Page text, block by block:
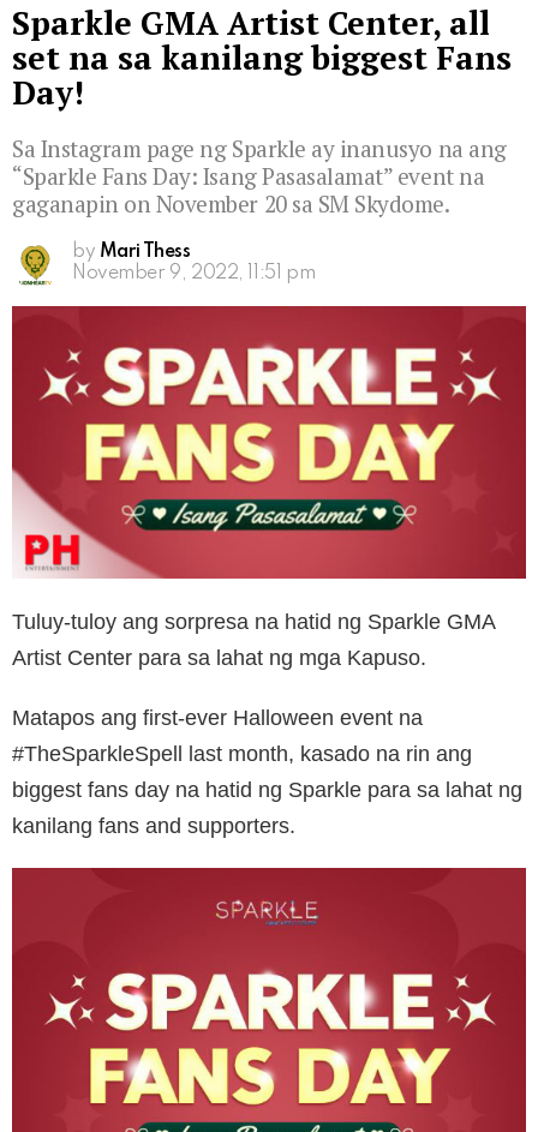
Sparkle GMA Artist Center, all
set na sa kanilang biggest Fans
Day!
Sa Instagram page ng Sparkle ay inanusyo na ang
“Sparkle Fans Day: Isang Pasasalamat” event na
gaganapin on November 20 sa SM Skydome.
by Mari Thess
November 9, 2022, 11:51 pm
Tuluy-tuloy ang sorpresa na hatid ng Sparkle GMA
Artist Center para sa lahat ng mga Kapuso.
Matapos ang first-ever Halloween event na
#TheSparkleSpell last month, kasado na rin ang
biggest fans day na hatid ng Sparkle para sa lahat ng
kanilang fans and supporters.